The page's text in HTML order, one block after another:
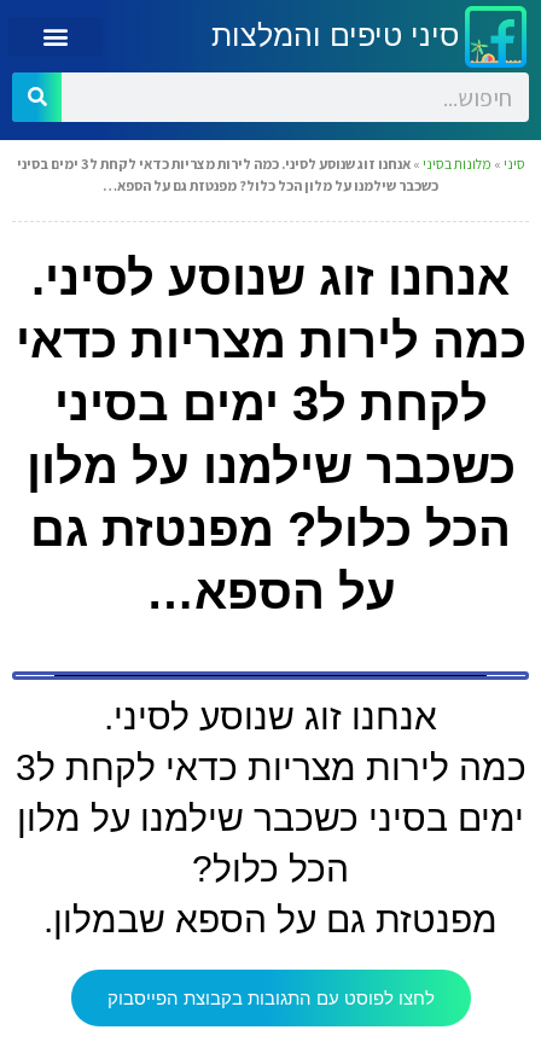
סיני טיפים והמלצות
סיני » מלונות בסיני »
אנחנו זוג שנוסע לסיני. כמה לירות מצריות כדאי לקחת ל3 ימים בסיני
כשכבר שילמנו על מלון הכל כלול? מפנטזת גם על הספא…
אנחנו זוג שנוסע לסיני.
כמה לירות מצריות כדאי
לקחת ל3 ימים בסיני
כשכבר שילמנו על מלון
הכל כלול? מפנטזת גם
על הספא…
אנחנו זוג שנוסע לסיני.
כמה לירות מצריות כדאי לקחת ל3
ימים בסיני כשכבר שילמנו על מלון
הכל כלול?
מפנטזת גם על הספא שבמלון.
לחצו לפוסט עם התגובות בקבוצת הפייסבוק